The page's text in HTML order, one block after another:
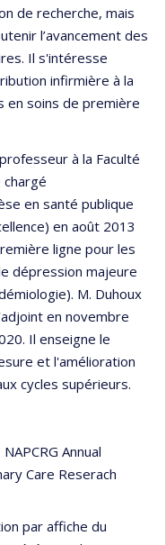
de recherche, mais
l’avancement des
Il s'intéresse
infirmière à la
en soins de première
à la Faculté
en santé publique
en août 2013
ligne pour les
dépression majeure
M. Duhoux
en novembre
Il enseigne le
et l'amélioration
cycles supérieurs.
Annual
Care Reserach
par affiche du